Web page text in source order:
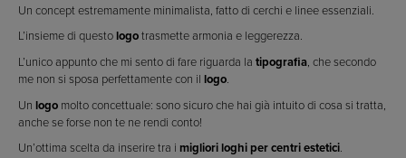
Un concept estremamente minimalista, fatto di cerchi e linee essenziali.
L’insieme di questo logotrasmette armonia e leggerezza.
L’unico appunto che mi sento di fare riguarda la tipografia, che secondo
me non si sposa perfettamente con il logo.
Un logo molto concettuale: sono sicuro che hai già intuito di cosa si tratta,
anche se forse non te ne rendi conto!
Un’ottima scelta da inserire tra i migliori loghi per centri estetici.